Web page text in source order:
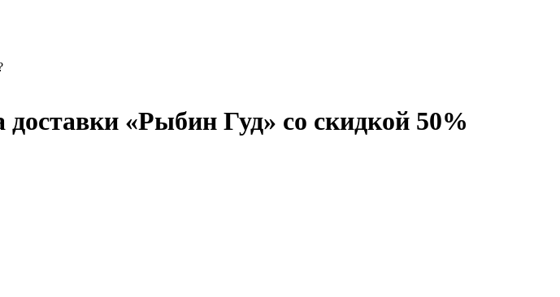
«Рыбин Гуд» со скидкой 50%